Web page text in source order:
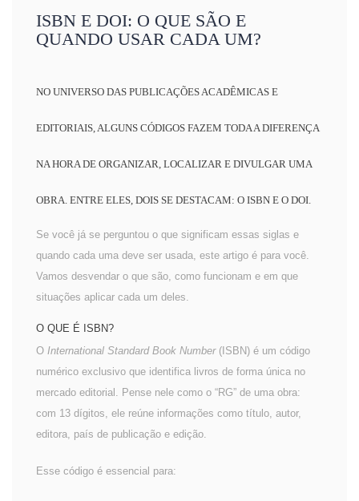
ISBN E DOI: O QUE SÃO E
QUANDO USAR CADA UM?
NO UNIVERSO DAS PUBLICAÇÕES ACADÊMICAS E
EDITORIAIS, ALGUNS CÓDIGOS FAZEM TODA A DIFERENÇA
NA HORA DE ORGANIZAR, LOCALIZAR E DIVULGAR UMA
OBRA. ENTRE ELES, DOIS SE DESTACAM: O ISBN E O DOI.
Se você já se perguntou o que significam essas siglas e
quando cada uma deve ser usada, este artigo é para você.
Vamos desvendar o que são, como funcionam e em que
situações aplicar cada um deles.
O QUE É ISBN?
O International Standard Book Number(ISBN) é um código
numérico exclusivo que identifica livros de forma única no
mercado editorial. Pense nele como o “RG” de uma obra:
com 13 dígitos, ele reúne informações como título, autor,
editora, país de publicação e edição.
Esse código é essencial para: